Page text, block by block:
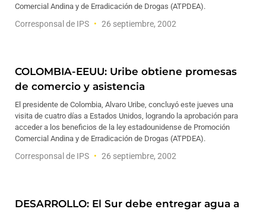
Comercial Andina y de Erradicación de Drogas (ATPDEA).
Corresponsal de IPS 26 septiembre, 2002
COLOMBIA-EEUU: Uribe obtiene promesas
de comercio y asistencia
El presidente de Colombia, Alvaro Uribe, concluyó este jueves una
visita de cuatro días a Estados Unidos, logrando la aprobación para
acceder a los beneficios de la ley estadounidense de Promoción
Comercial Andina y de Erradicación de Drogas (ATPDEA).
Corresponsal de IPS 26 septiembre, 2002
DESARROLLO: El Sur debe entregar agua a